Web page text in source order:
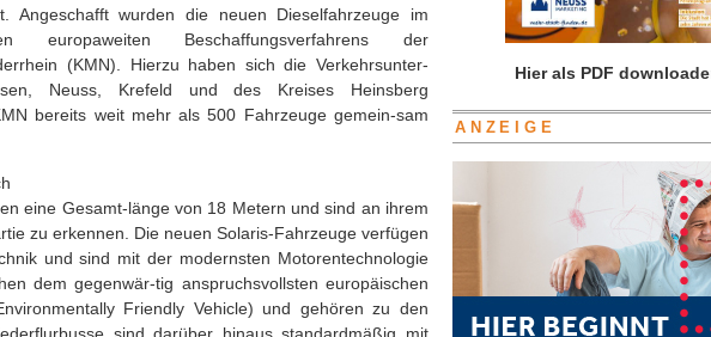
Angeschafft wurden die neuen Dieselfahrzeuge im
Beschaffungsverfahrens der
(KMN). Hierzu haben sich die Verkehrsunter-
Neuss, Krefeld und des Kreises Heinsberg
bereits weit mehr als 500 Fahrzeuge gemein-sam
eine Gesamt-länge von 18 Metern und sind an ihrem
zu erkennen. Die neuen Solaris-Fahrzeuge verfügen
und sind mit der modernsten Motorentechnologie
dem gegenwär-tig anspruchsvollsten europäischen
Friendly Vehicle) und gehören zu den
Hier als PDF
ANZEIGE